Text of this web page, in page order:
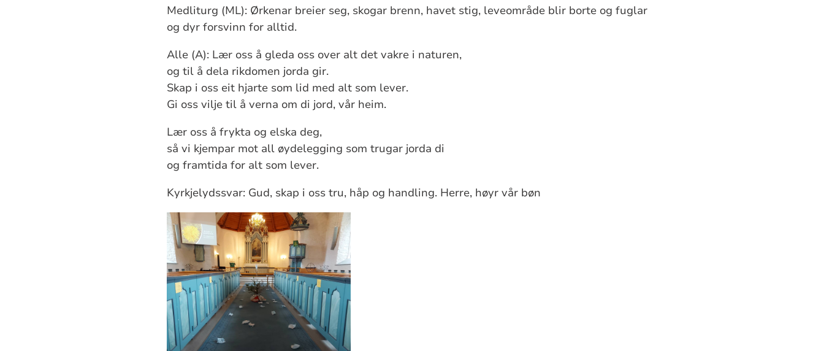
Medliturg (ML): Ørkenar breier seg, skogar brenn, havet stig, leveområde blir borte og fuglar
og dyr forsvinn for alltid.
Alle (A): Lær oss å gleda oss over alt det vakre i naturen,
og til å dela rikdomen jorda gir.
Skap i oss eit hjarte som lid med alt som lever.
Gi oss vilje til å verna om di jord, vår heim.
Lær oss å frykta og elska deg,
så vi kjempar mot all øydelegging som trugar jorda di
og framtida for alt som lever.
Kyrkjelydssvar: Gud, skap i oss tru, håp og handling. Herre, høyr vår bøn